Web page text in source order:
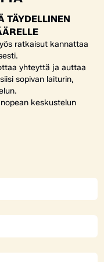
TÄYDELLINEN
ratkaisut kannattaa
yhteyttä ja auttaa
sopivan laiturin,
keskustelun